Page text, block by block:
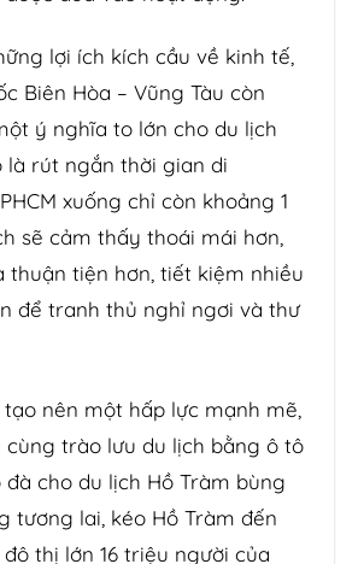
lợi ích kích cầu về kinh tế,
Biên Hòa – Vũng Tàu còn
ý nghĩa to lớn cho du lịch
là rút ngắn thời gian di
xuống chỉ còn khoảng 1
sẽ cảm thấy thoái mái hơn,
thuận tiện hơn, tiết kiệm nhiều
để tranh thủ nghỉ ngơi và thư
nên một hấp lực mạnh mẽ,
cùng trào lưu du lịch bằng ô tô
cho du lịch Hồ Tràm bùng
tương lai, kéo Hồ Tràm đến
thị lớn 16 triệu người của